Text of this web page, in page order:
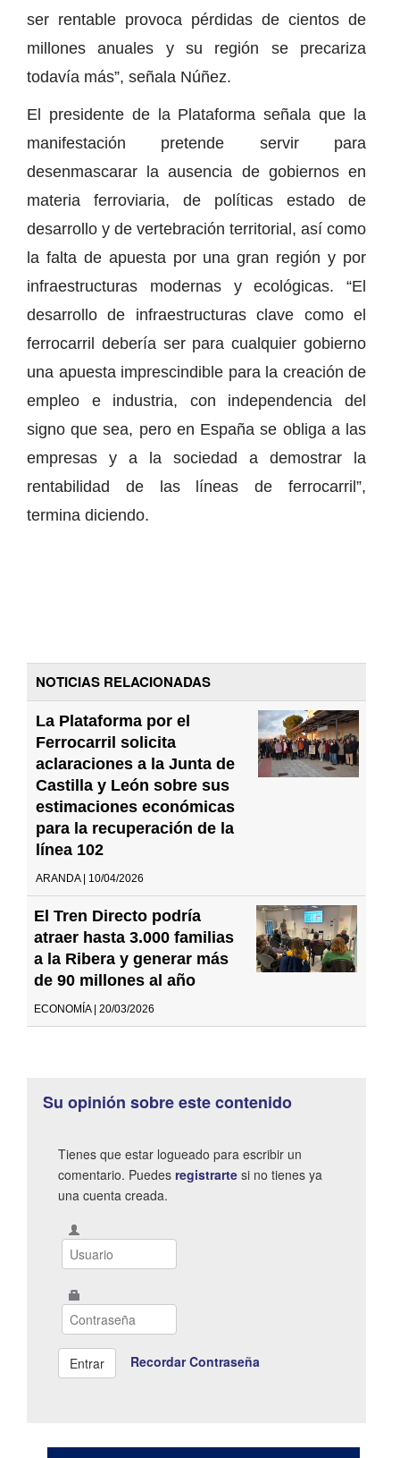
ser rentable provoca pérdidas de cientos de
millones anuales y su región se precariza
todavía más”, señala Núñez.
El presidente de la Plataforma señala que la
manifestación pretende servir para
desenmascarar la ausencia de gobiernos en
materia ferroviaria, de políticas estado de
desarrollo y de vertebración territorial, así como
la falta de apuesta por una gran región y por
infraestructuras modernas y ecológicas. “El
desarrollo de infraestructuras clave como el
ferrocarril debería ser para cualquier gobierno
una apuesta imprescindible para la creación de
empleo e industria, con independencia del
signo que sea, pero en España se obliga a las
empresas y a la sociedad a demostrar la
rentabilidad de las líneas de ferrocarril”,
termina diciendo.
NOTICIAS RELACIONADAS
La Plataforma por el
Ferrocarril solicita
aclaraciones a la Junta de
Castilla y León sobre sus
estimaciones económicas
para la recuperación de la
línea 102
ARANDA | 10/04/2026
El Tren Directo podría
atraer hasta 3.000 familias
a la Ribera y generar más
de 90 millones al año
ECONOMÍA | 20/03/2026
Su opinión sobre este contenido
Tienes que estar logueado para escribir un
comentario. Puedes registrarte si no tienes ya
una cuenta creada.
Recordar Contraseña